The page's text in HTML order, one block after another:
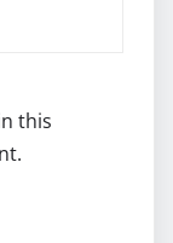
this